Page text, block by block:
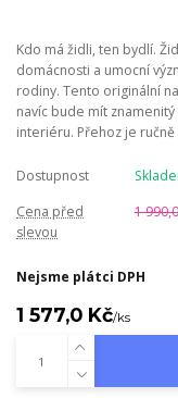
Kdo má židli, ten bydlí.
domácnosti a umocní
rodiny. Tento originální
navíc bude mít
interiéru. Přehoz je ručně
Dostupnost
Cena před
slevou
1
Nejsme plátci DPH
1 577,0 Kč/ks